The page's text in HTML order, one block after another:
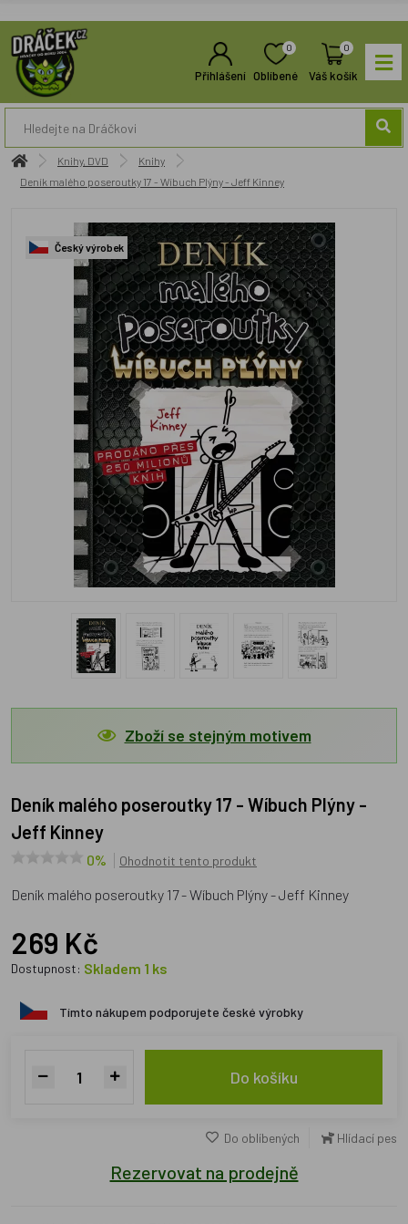
Přihlášení
0
Oblíbené
0
Váš košík
Knihy, DVD
Knihy
Deník malého poseroutky 17 - Wíbuch Plýny - Jeff Kinney
Český výrobek
Zboží se stejným motivem
Deník malého poseroutky 17 - Wíbuch Plýny -
Jeff Kinney
0% Ohodnotit tento produkt
Deník malého poseroutky 17 - Wíbuch Plýny - Jeff Kinney
269 Kč
Dostupnost: Skladem 1 ks
Tímto nákupem podporujete české výrobky
Do košíku
Do oblíbených Hlídací pes
Rezervovat na prodejně